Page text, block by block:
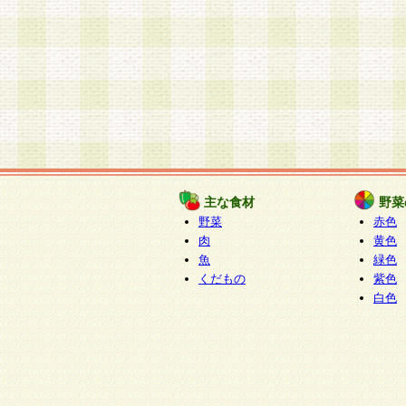
主な食材
野菜
肉
魚
くだもの
野
赤色
黄色
緑色
紫色
白色